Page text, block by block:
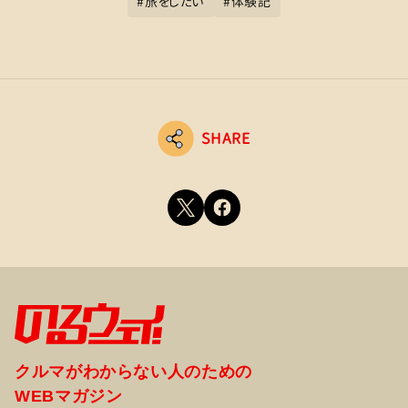
SHARE
クルマがわからない人のための
WEBマガジン